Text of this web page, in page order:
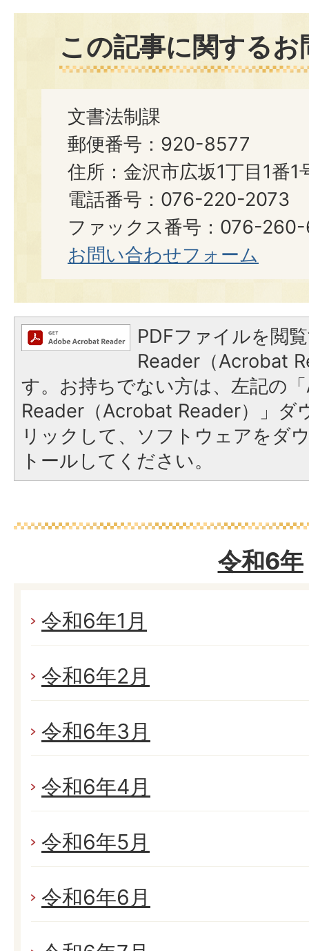
この記事に関する
文書法制課
郵便番号：920-8577
住所：金沢市広坂1丁目1番1
電話番号：076-220-2073
ファックス番号：076-
お問い合わせフォーム
PDFファイルを閲
Reader（Acrobat
す。お持ちでない方は、左記の
Reader（Acrobat Reader）」ダ
リックして、ソフトウェアをダ
トールしてください。
令和6年
令和6年1月
令和6年2月
令和6年3月
令和6年4月
令和6年5月
令和6年6月